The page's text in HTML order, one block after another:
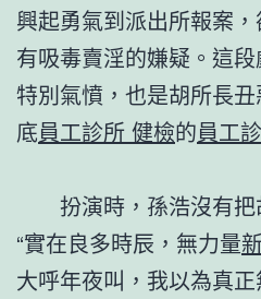
興起勇氣到派出所報案
有吸毒賣淫的嫌疑。這
特別氣憤，也是胡所長
底員工診所 健檢的員工
扮演時，孫浩沒有把
“實在良多時辰，無力量
大呼年夜叫，我以為真